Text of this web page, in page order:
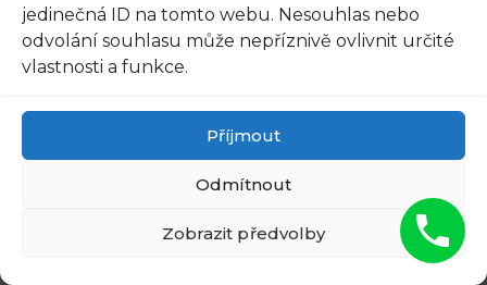
jedinečná ID na tomto webu. Nesouhlas nebo
odvolání souhlasu může nepříznivě ovlivnit určité
vlastnosti a funkce.
Příjmout
Odmítnout
Zobrazit předvolby